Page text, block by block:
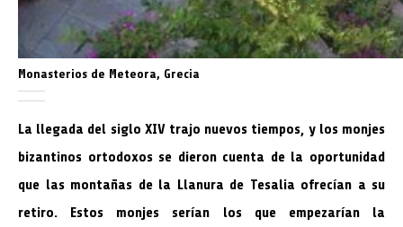
Monasterios de Meteora, Grecia
La llegada del siglo XIV trajo nuevos tiempos, y los monjes
bizantinos ortodoxos se dieron cuenta de la oportunidad
que las montañas de la Llanura de Tesalia ofrecían a su
retiro. Estos monjes serían los que empezarían la